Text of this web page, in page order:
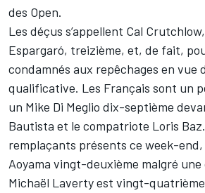
des Open.
Les déçus s’appellent Cal
Espargaró, treizième, et, de fait,
condamnés aux repêchages en vue
qualificative. Les Français sont un
un Mike Di Meglio dix-septième
Bautista et le compatriote Loris
remplaçants présents ce week-
Aoyama vingt-deuxième malgré
Michaël Laverty est vingt-